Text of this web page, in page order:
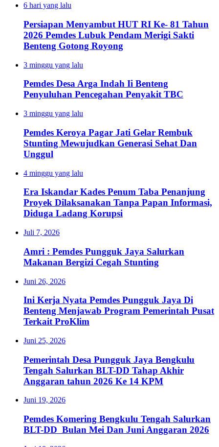
6 hari yang lalu
Persiapan Menyambut HUT RI Ke- 81 Tahun
2026 Pemdes Lubuk Pendam Merigi Sakti
Benteng Gotong Royong
3 minggu yang lalu
Pemdes Desa Arga Indah Ii Benteng
Penyuluhan Pencegahan Penyakit TBC
3 minggu yang lalu
Pemdes Keroya Pagar Jati Gelar Rembuk
Stunting Mewujudkan Generasi Sehat Dan
Unggul
4 minggu yang lalu
Era Iskandar Kades Penum Taba Penanjung
Proyek Dilaksanakan Tanpa Papan Informasi,
Diduga Ladang Korupsi
Juli 7, 2026
Amri : Pemdes Pungguk Jaya Salurkan
Makanan Bergizi Cegah Stunting
Juni 26, 2026
Ini Kerja Nyata Pemdes Pungguk Jaya Di
Benteng Menjawab Program Pemerintah Pusat
Terkait ProKlim
Juni 25, 2026
Pemerintah Desa Pungguk Jaya Bengkulu
Tengah Salurkan BLT-DD Tahap Akhir
Anggaran tahun 2026 Ke 14 KPM
Juni 19, 2026
Pemdes Komering Bengkulu Tengah Salurkan
BLT-DD Bulan Mei Dan Juni Anggaran 2026